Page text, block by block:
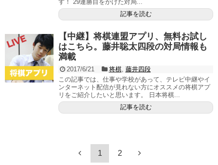
す！ 29連勝目をかけた対局...
記事を読む
【中継】将棋連盟アプリ、無料お試し
はこちら。藤井聡太四段の対局情報も
満載
2017/6/21 将棋, 藤井四段
この記事では、仕事や学校があって、テレビ中継やイ
ンターネット配信が見れない方にオススメの将棋アプ
リをご紹介したいと思います。 日本将棋...
記事を読む
1 2